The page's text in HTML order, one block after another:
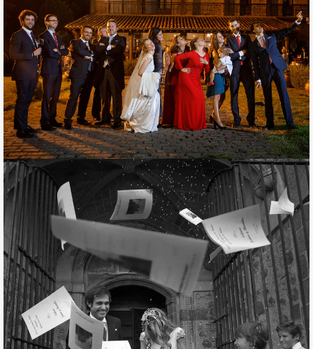
FOTOGRAFÍAS DE BODA DE
JORGE Y LOURDES EN
PLASENCIA
Monumental boda en la Catedral de Plasencia